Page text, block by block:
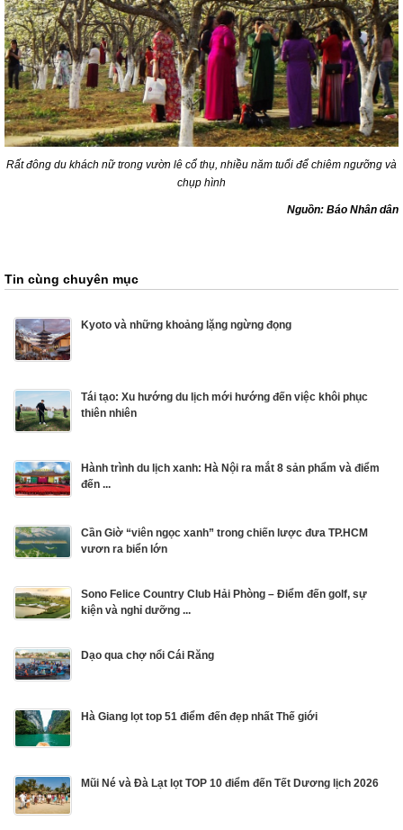
Rất đông du khách nữ trong vườn lê cổ thụ, nhiều năm tuổi để chiêm ngưỡng và
chụp hình
Nguồn: Báo Nhân dân
Tin cùng chuyên mục
Kyoto và những khoảng lặng ngừng đọng
Tái tạo: Xu hướng du lịch mới hướng đến việc khôi phục
thiên nhiên
Hành trình du lịch xanh: Hà Nội ra mắt 8 sản phẩm và điểm
đến ...
Cần Giờ “viên ngọc xanh” trong chiến lược đưa TP.HCM
vươn ra biển lớn
Sono Felice Country Club Hải Phòng – Điểm đến golf, sự
kiện và nghỉ dưỡng ...
Dạo qua chợ nổi Cái Răng
Hà Giang lọt top 51 điểm đến đẹp nhất Thế giới
Mũi Né và Đà Lạt lọt TOP 10 điểm đến Tết Dương lịch 2026